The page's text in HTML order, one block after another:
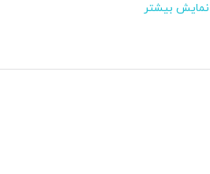
مشخصات:
نمایش بیشتر